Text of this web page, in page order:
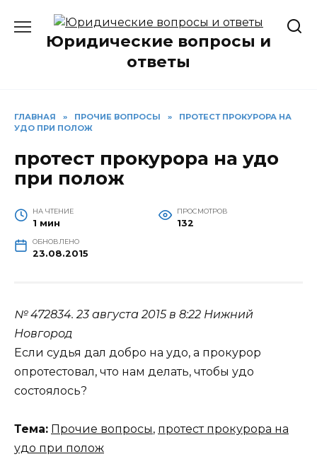
содержаниюЮридические вопросы и
ответы
ГЛАВНАЯ » ПРОЧИЕ ВОПРОСЫ »
ПРОТЕСТ ПРОКУРОРА НА
УДО ПРИ ПОЛОЖ
протест прокурора на удо
при полож
НА ЧТЕНИЕ
1 мин
ПРОСМОТРОВ
132
ОБНОВЛЕНО
23.08.2015
№ 472834. 23 августа 2015 в 8:22 Нижний
Новгород
Если судья дал добро на удо, а прокурор
опротестовал, что нам делать, чтобы удо
состоялось?
Тема: Прочие вопросы, протест прокурора на
удо при полож